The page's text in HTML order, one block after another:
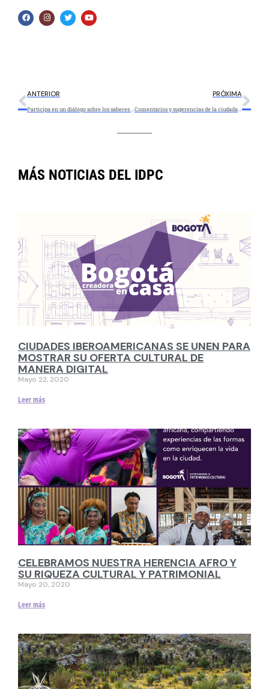
ANTERIOR
Participa en un diálogo sobre los saberes de los pueblos indígenas en contexto de ciudad
PRÓXIMA
Comentarios y sugerencias de la ciudadanía frente a la atención del IDPC en 2020
MÁS NOTICIAS DEL IDPC
CIUDADES IBEROAMERICANAS SE UNEN PARA
MOSTRAR SU OFERTA CULTURAL DE
MANERA DIGITAL
Mayo 22, 2020
Leer más
CELEBRAMOS NUESTRA HERENCIA AFRO Y
SU RIQUEZA CULTURAL Y PATRIMONIAL
Mayo 20, 2020
Leer más